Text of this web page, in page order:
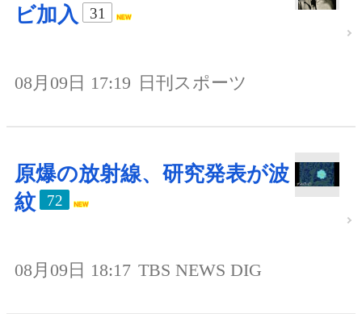
ビ加入
31
08月09日 17:19 日刊スポーツ
原爆の放射線、研究発表が波
紋
72
08月09日 18:17 TBS NEWS DIG